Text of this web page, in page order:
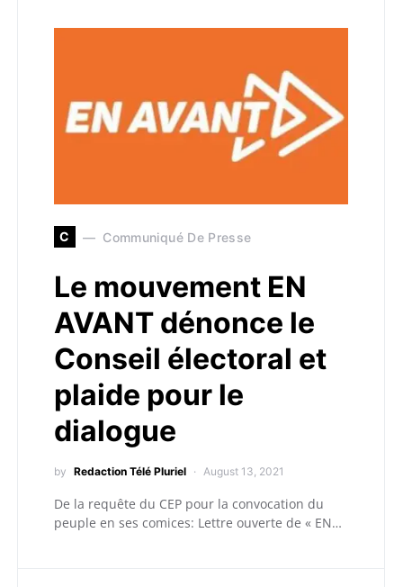
C Communiqué De Presse
Le mouvement EN
AVANT dénonce le
Conseil électoral et
plaide pour le
dialogue
by Redaction Télé Pluriel August 13, 2021
De la requête du CEP pour la convocation du
peuple en ses comices: Lettre ouverte de « EN…